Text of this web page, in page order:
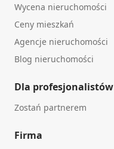
Wycena nieruchomości
Ceny mieszkań
Agencje nieruchomości
Blog nieruchomości
Dla profesjonalistów
Zostań partnerem
Firma